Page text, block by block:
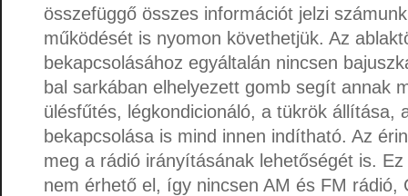
összefüggő összes információt jelzi
működését is nyomon követhetjük. Az
bekapcsolásához egyáltalán nincsen
bal sarkában elhelyezett gomb segít annak
ülésfűtés, légkondicionáló, a tükrök állítása,
bekapcsolása is mind innen indítható. Az
meg a rádió irányításának lehetőségét is.
nem érhető el, így nincsen AM és FM rádió,